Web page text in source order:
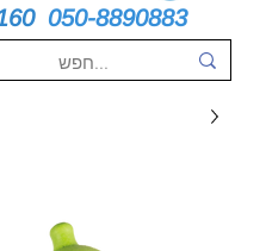
050-8890883